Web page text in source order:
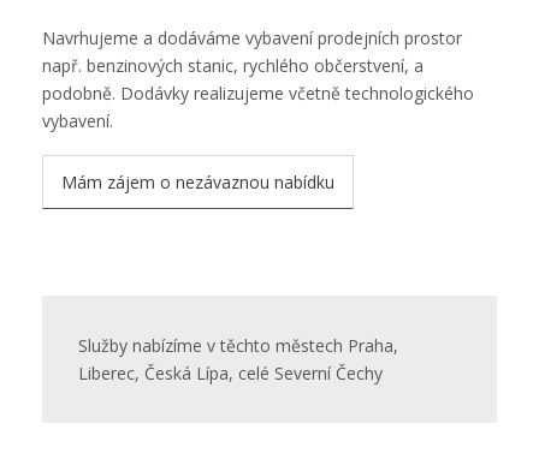
Navrhujeme a dodáváme vybavení prodejních prostor
např. benzinových stanic, rychlého občerstvení, a
podobně. Dodávky realizujeme včetně technologického
vybavení.
Mám zájem o nezávaznou nabídku
Služby nabízíme v těchto městech Praha,
Liberec, Česká Lípa, celé Severní Čechy